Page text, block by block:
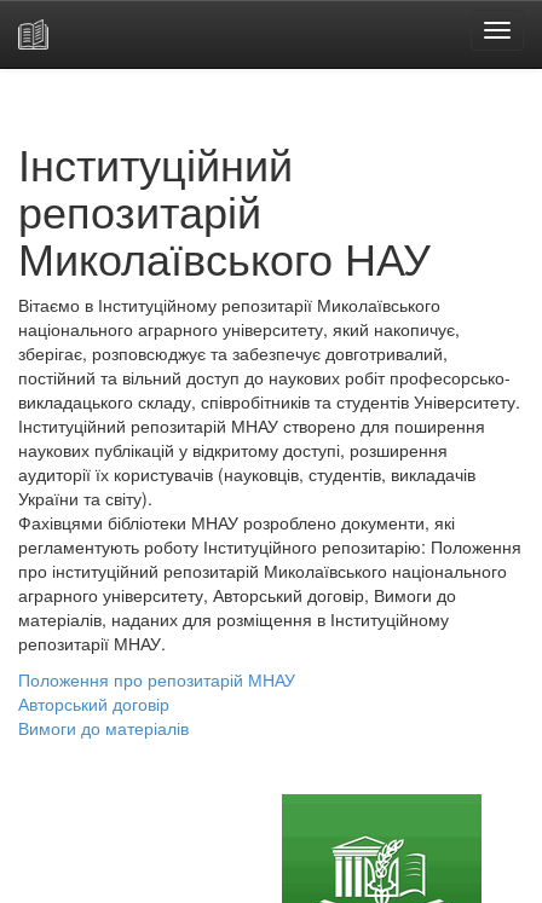
Інституційний
репозитарій
Миколаївського НАУ
Вітаємо в Інституційному репозитарії Миколаївського
національного аграрного університету, який накопичує,
зберігає, розповсюджує та забезпечує довготривалий,
постійний та вільний доступ до наукових робіт професорсько-
викладацького складу, співробітників та студентів Університету.
Інституційний репозитарій МНАУ створено для поширення
наукових публікацій у відкритому доступі, розширення
аудиторії їх користувачів (науковців, студентів, викладачів
України та світу).
Фахівцями бібліотеки МНАУ розроблено документи, які
регламентують роботу Інституційного репозитарію: Положення
про інституційний репозитарій Миколаївського національного
аграрного університету, Авторський договір, Вимоги до
матеріалів, наданих для розміщення в Інституційному
репозитарії МНАУ.
Положення про репозитарій МНАУ
Авторський договір
Вимоги до матеріалів